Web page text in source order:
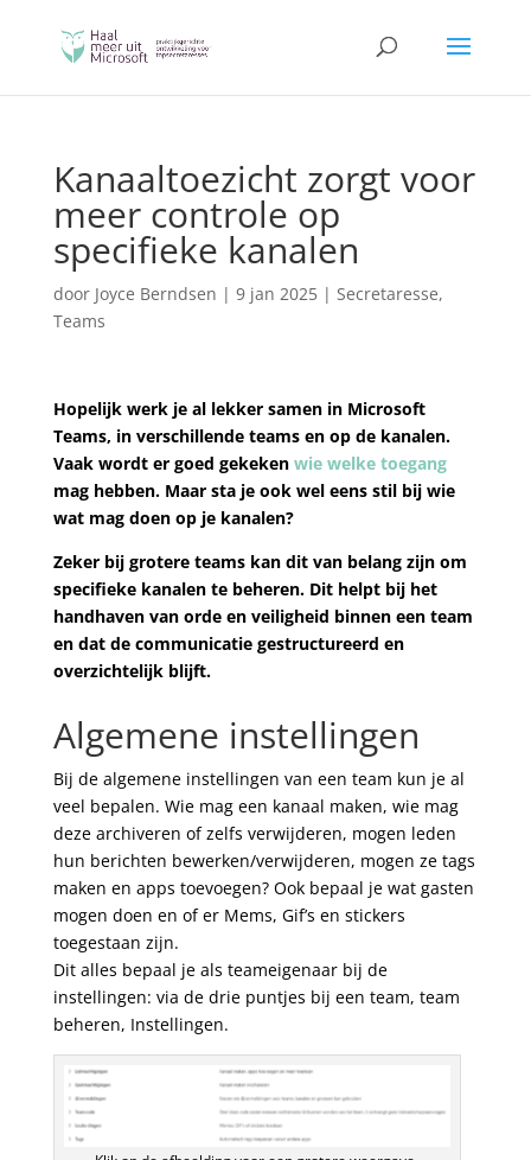
Kanaaltoezicht zorgt voor
meer controle op
specifieke kanalen
door Joyce Berndsen | 9 jan 2025| Secretaresse,
Teams
Hopelijk werk je al lekker samen in Microsoft
Teams, in verschillende teams en op de kanalen.
Vaak wordt er goed gekeken wie welke toegang
mag hebben. Maar sta je ook wel eens stil bij wie
wat mag doen op je kanalen?
Zeker bij grotere teams kan dit van belang zijn om
specifieke kanalen te beheren. Dit helpt bij het
handhaven van orde en veiligheid binnen een team
en dat de communicatie gestructureerd en
overzichtelijk blijft.
Algemene instellingen
Bij de algemene instellingen van een team kun je al
veel bepalen. Wie mag een kanaal maken, wie mag
deze archiveren of zelfs verwijderen, mogen leden
hun berichten bewerken/verwijderen, mogen ze tags
maken en apps toevoegen? Ook bepaal je wat gasten
mogen doen en of er Mems, Gif’s en stickers
toegestaan zijn.
Dit alles bepaal je als teameigenaar bij de
instellingen: via de drie puntjes bij een team, team
beheren, Instellingen.